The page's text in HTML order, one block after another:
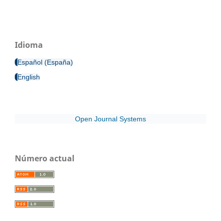
Idioma
Español (España)
English
Open Journal Systems
Número actual